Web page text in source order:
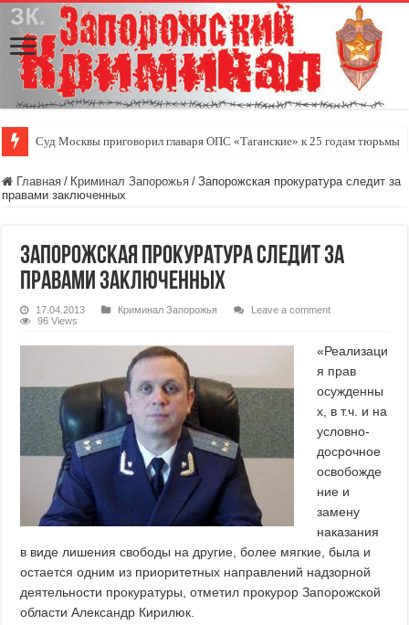
Суд Москвы приговорил главаря ОПС «Таганские» к 25 годам тюрьмы
Главная / Криминал Запорожья / Запорожская прокуратура следит за
правами заключенных
Запорожская прокуратура следит за
правами заключенных
17.04.2013 Криминал Запорожья
Leave a comment
96 Views
«Реализаци
я прав
осужденны
х, в т.ч. и на
условно-
досрочное
освобожде
ние и
замену
наказания
в виде лишения свободы на другие, более мягкие, была и
остается одним из приоритетных направлений надзорной
деятельности прокуратуры, отметил прокурор Запорожской
области Александр Кирилюк.